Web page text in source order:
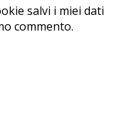
salvi i miei dati
commento.